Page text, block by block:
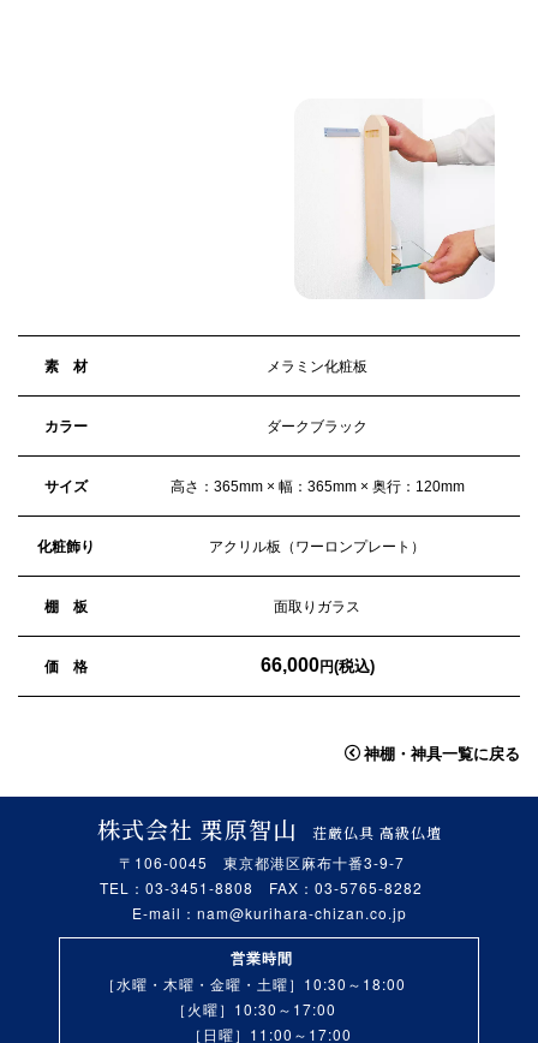
素 材 メラミン化粧板
カラー ダークブラック
サイズ 高さ：365mm × 幅：365mm × 奥行：120mm
化粧飾り アクリル板（ワーロンプレート）
棚 板 面取りガラス
価 格 66,000円(税込)
神棚・神具一覧に戻る
株式会社 栗原智山
荘厳仏具 高級仏壇
〒106-0045 東京都港区麻布十番3-9-7
TEL：03-3451-8808 FAX：03-5765-8282
E-mail： nam@kurihara-chizan.co.jp
営業時間
［水曜・木曜・金曜・土曜］10:30～18:00
［火曜］10:30～17:00
［日曜］11:00～17:00